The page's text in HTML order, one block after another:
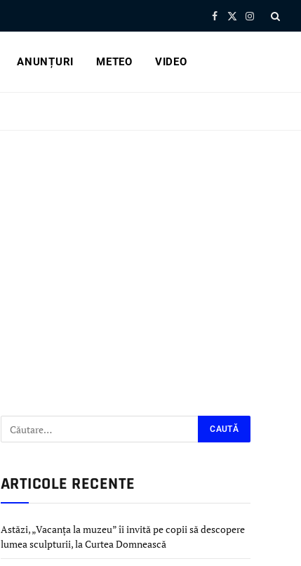
Facebook
X
Instagram
ANUNȚURI METEO VIDEO
ARTICOLE RECENTE
Astăzi, „Vacanța la muzeu” îi invită pe copii să descopere
lumea sculpturii, la Curtea Domnească